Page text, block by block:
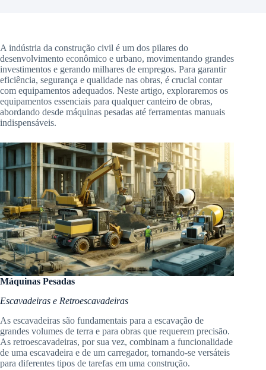
A indústria da construção civil é um dos pilares do
desenvolvimento econômico e urbano, movimentando grandes
investimentos e gerando milhares de empregos. Para garantir
eficiência, segurança e qualidade nas obras, é crucial contar
com equipamentos adequados. Neste artigo, exploraremos os
equipamentos essenciais para qualquer canteiro de obras,
abordando desde máquinas pesadas até ferramentas manuais
indispensáveis.
Máquinas Pesadas
Escavadeiras e Retroescavadeiras
As escavadeiras são fundamentais para a escavação de
grandes volumes de terra e para obras que requerem precisão.
As retroescavadeiras, por sua vez, combinam a funcionalidade
de uma escavadeira e de um carregador, tornando-se versáteis
para diferentes tipos de tarefas em uma construção.